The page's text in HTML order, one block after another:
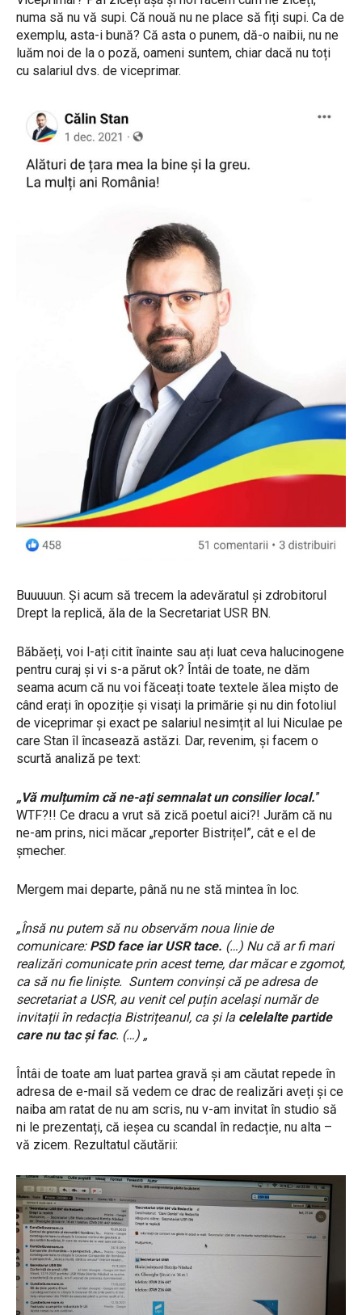
numa să nu vă supi. Că nouă nu ne place să fiți supi. Ca de
exemplu, asta-i bună? Că asta o punem, dă-o naibii, nu ne
luăm noi de la o poză, oameni suntem, chiar dacă nu toți
cu salariul dvs. de viceprimar.
Buuuuun. Și acum să trecem la adevăratul și zdrobitorul
Drept la replică, ăla de la Secretariat USR BN.
Băbăeți, voi l-ați citit înainte sau ați luat ceva halucinogene
pentru curaj și vi s-a părut ok? Întâi de toate, ne dăm
seama acum că nu voi făceați toate textele ălea mișto de
când erați în opoziție și visați la primărie și nu din fotoliul
de viceprimar și exact pe salariul nesimțit al lui Niculae pe
care Stan îl încasează astăzi. Dar, revenim, și facem o
scurtă analiză pe text:
„Vă mulțumim că ne-ați semnalat un consilier local.”
WTF?!! Ce dracu a vrut să zică poetul aici?! Jurăm că nu
ne-am prins, nici măcar „reporter Bistrițel”, cât e el de
șmecher.
Mergem mai departe, până nu ne stă mintea în loc.
„Însă nu putem să nu observăm noua linie de
comunicare: PSD face iar USR tace. (…) Nu că ar fi mari
realizări comunicate prin acest teme, dar măcar e zgomot,
ca să nu fie liniște. Suntem convinși că pe adresa de
secretariat a USR, au venit cel puțin același număr de
invitații în redacția Bistrițeanul, ca și la celelalte partide
care nu tac și fac. (…) „
Întâi de toate am luat partea gravă și am căutat repede în
adresa de e-mail să vedem ce drac de realizări aveți și ce
naiba am ratat de nu am scris, nu v-am invitat în studio să
ni le prezentați, că ieșea cu scandal în redacție, nu alta –
vă zicem. Rezultatul căutării: